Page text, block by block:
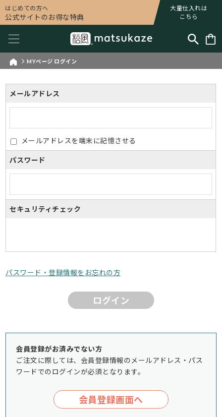
はじめての方へ
公式サイトのお得な特典
大量仕入れは
こちら
MYページ ログイン
メールアドレス
メールアドレスを端末に記憶させる
パスワード
セキュリティチェック
パスワード・登録情報をお忘れの方
ログイン
会員登録がお済みでない方
ご注文に際しては、会員登録情報のメールアドレス・パス
ワードでのログインが必須となります。
会員登録画面へ